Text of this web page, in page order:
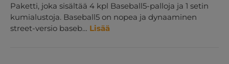
Paketti, joka sisältää 4 kpl Baseball5-palloja ja 1 setin
kumialustoja. Baseball5 on nopea ja dynaaminen
street-versio baseb… Lisää